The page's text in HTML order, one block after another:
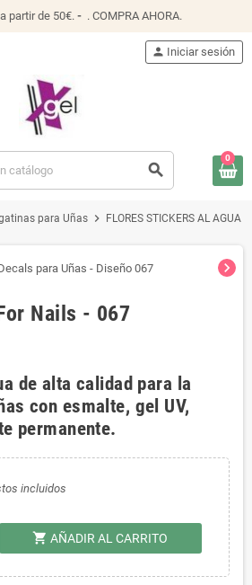
a partir de 50€. - . COMPRA AHORA.
search
person Iniciar sesión
0
para Uñas chevron_right FLORES STICKERS AL AGUA
chevron_right
Nails - 067
de alta calidad para la
con esmalte, gel UV,
permanente.
incluidos
shopping_cart AÑADIR AL CARRITO